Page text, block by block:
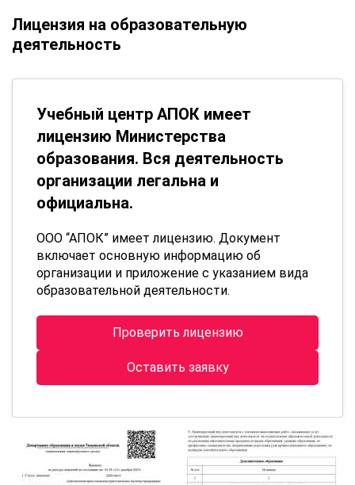
Лицензия на образовательную
деятельность
Учебный центр АПОК имеет
лицензию Министерства
образования. Вся деятельность
организации легальна и
официальна.
ООО “АПОК” имеет лицензию. Документ
включает основную информацию об
организации и приложение с указанием вида
образовательной деятельности.
Проверить лицензию
Оставить заявку